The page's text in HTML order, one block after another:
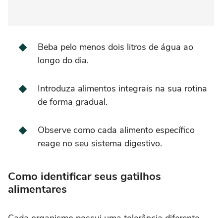
Beba pelo menos dois litros de água ao
longo do dia.
Introduza alimentos integrais na sua rotina
de forma gradual.
Observe como cada alimento específico
reage no seu sistema digestivo.
Como identificar seus gatilhos
alimentares